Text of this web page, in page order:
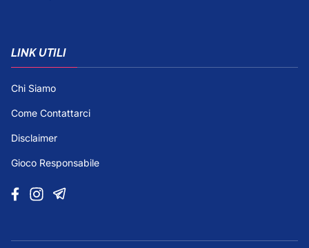
LINK UTILI
Chi Siamo
Come Contattarci
Disclaimer
Gioco Responsabile